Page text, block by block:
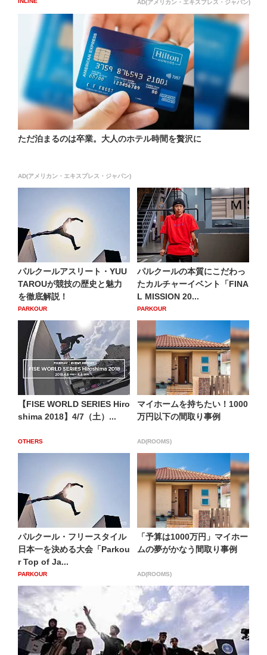
AD(アメリカン・エキスプレス・ジャパン)
ただ泊まるのは卒業。大人のホテル時間を贅沢に
AD(アメリカン・エキスプレス・ジャパン)
パルクールアスリート・YUU
TAROUが競技の歴史と魅力
を徹底解説！
PARKOUR
パルクールの本質にこだわっ
たカルチャーイベント「FINA
L MISSION 20...
PARKOUR
【FISE WORLD SERIES Hiro
shima 2018】4/7（土）...
OTHERS
マイホームを持ちたい！1000
万円以下の間取り事例
AD(ROOMS)
パルクール・フリースタイル
日本一を決める大会「Parkou
r Top of Ja...
PARKOUR
「予算は1000万円」マイホー
ムの夢がかなう間取り事例
AD(ROOMS)